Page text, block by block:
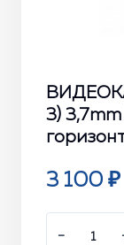
3)
3 100 ₽
−